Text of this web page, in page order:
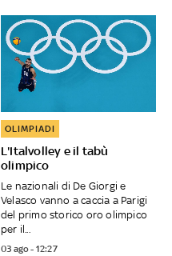
L'Italvolley e il tabù
olimpico
OLIMPIADI
Le nazionali di De Giorgi e
Velasco vanno a caccia a Parigi
del primo storico oro olimpico
per il...
03 ago - 12:27